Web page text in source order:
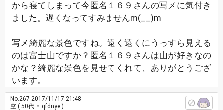
から寝てしまって今匿名１６９さんの写メに気付き
ました。遅くなってすみませんm(__)m
写メ綺麗な景色ですね。遠く遠くにうっすら見える
のは富士山ですか？匿名１６９さんは山が好きなの
かな？綺麗な景色を見せてくれて、ありがとうござ
います。
No.267 2017/11/17 21:48
空 ( 50代 ♀ qfdnye )